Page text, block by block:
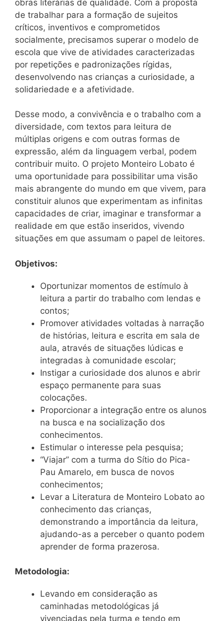
obras literárias de qualidade. Com a proposta
de trabalhar para a formação de sujeitos
críticos, inventivos e comprometidos
socialmente, precisamos superar o modelo de
escola que vive de atividades caracterizadas
por repetições e padronizações rígidas,
desenvolvendo nas crianças a curiosidade, a
solidariedade e a afetividade.
Desse modo, a convivência e o trabalho com a
diversidade, com textos para leitura de
múltiplas origens e com outras formas de
expressão, além da linguagem verbal, podem
contribuir muito. O projeto Monteiro Lobato é
uma oportunidade para possibilitar uma visão
mais abrangente do mundo em que vivem, para
constituir alunos que experimentam as infinitas
capacidades de criar, imaginar e transformar a
realidade em que estão inseridos, vivendo
situações em que assumam o papel de leitores.
Objetivos:
Oportunizar momentos de estímulo à
leitura a partir do trabalho com lendas e
contos;
Promover atividades voltadas à narração
de histórias, leitura e escrita em sala de
aula, através de situações lúdicas e
integradas à comunidade escolar;
Instigar a curiosidade dos alunos e abrir
espaço permanente para suas
colocações.
Proporcionar a integração entre os alunos
na busca e na socialização dos
conhecimentos.
Estimular o interesse pela pesquisa;
“Viajar” com a turma do Sítio do Pica-
Pau Amarelo, em busca de novos
conhecimentos;
Levar a Literatura de Monteiro Lobato ao
conhecimento das crianças,
demonstrando a importância da leitura,
ajudando-as a perceber o quanto podem
aprender de forma prazerosa.
Metodologia:
Levando em consideração as
caminhadas metodológicas já
vivenciadas pela turma e tendo em